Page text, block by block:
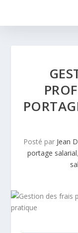
Posté par Jean
portage salarial,